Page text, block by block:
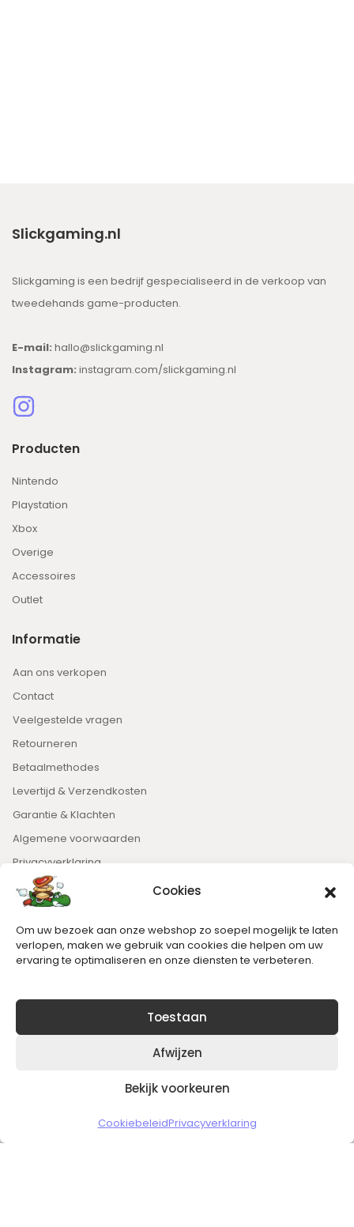
Cookies
Om uw bezoek aan onze webshop zo soepel mogelijk te laten
verlopen, maken we gebruik van cookies die helpen om uw
ervaring te optimaliseren en onze diensten te verbeteren.
Toestaan
Afwijzen
Bekijk voorkeuren
CookiebeleidPrivacyverklaring
Slickgaming.nl
Slickgaming is een bedrijf gespecialiseerd in de verkoop van
tweedehands game-producten.
E-mail: hallo@slickgaming.nl
Instagram: instagram.com/slickgaming.nl
Producten
Nintendo
Playstation
Xbox
Overige
Accessoires
Outlet
Informatie
Aan ons verkopen
Contact
Veelgestelde vragen
Retourneren
Betaalmethodes
Levertijd & Verzendkosten
Garantie & Klachten
Algemene voorwaarden
Privacyverklaring
Nieuwsbrief
Blijft op de hoogte van het laatste nieuws.